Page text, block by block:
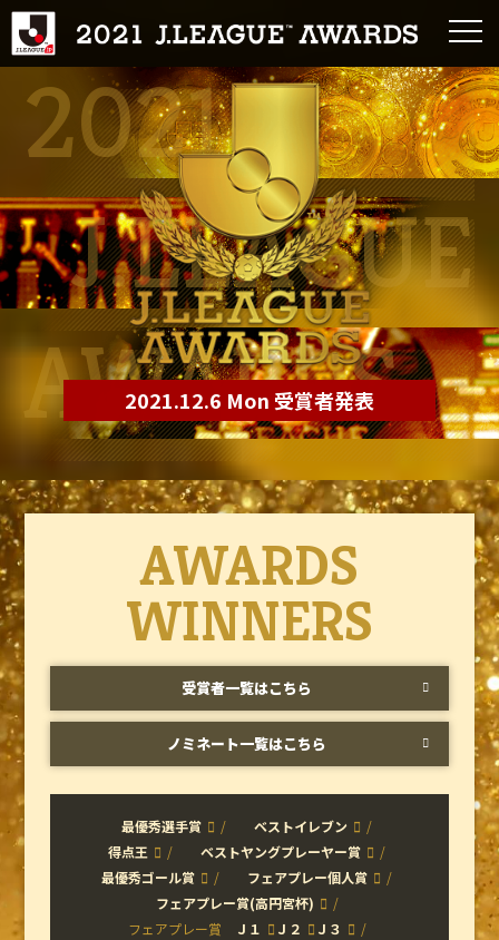
2021
J.LEAGUE
AWARDS
2021.12.6 Mon 受賞者発表
AWARDS
WINNERS
受賞者一覧はこちら
ノミネート一覧はこちら
最優秀選手賞
ベストイレブン
得点王
ベストヤングプレーヤー賞
最優秀ゴール賞
フェアプレー個人賞
フェアプレー賞(高円宮杯)
フェアプレー賞
Ｊ１ Ｊ２
Ｊ３